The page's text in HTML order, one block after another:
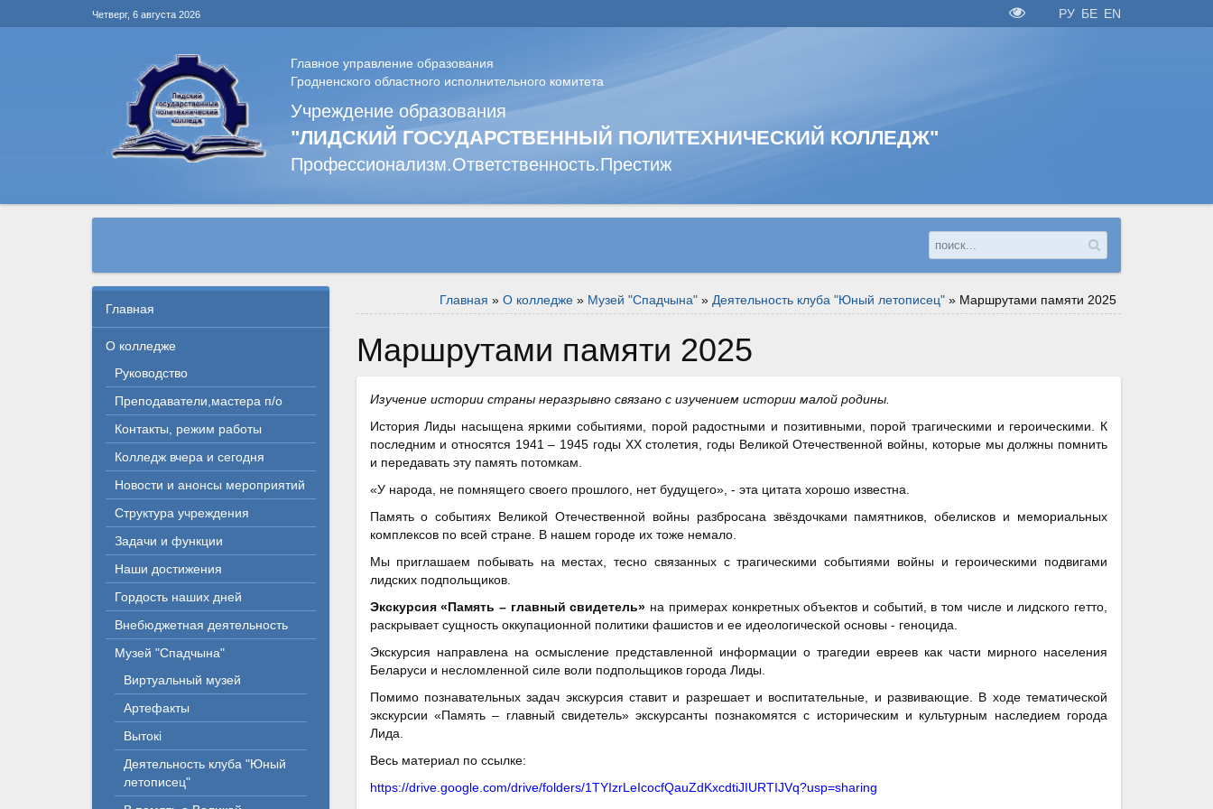
Четверг, 6 августа 2026 РУ БЕ EN
Главное управление образования
Гродненского областного исполнительного комитета
Учреждение образования
"ЛИДСКИЙ ГОСУДАРСТВЕННЫЙ ПОЛИТЕХНИЧЕСКИЙ КОЛЛЕДЖ"
Профессионализм.Ответственность.Престиж
Главная » О колледже » Музей "Спадчына" » Деятельность клуба "Юный летописец" » Маршрутами памяти 2025
Маршрутами памяти 2025
Изучение истории страны неразрывно связано с изучением истории малой родины.
История Лиды насыщена яркими событиями, порой радостными и позитивными, порой трагическими и героическими. К
последним и относятся 1941 – 1945 годы ХХ столетия, годы Великой Отечественной войны, которые мы должны помнить
и передавать эту память потомкам.
«У народа, не помнящего своего прошлого, нет будущего», - эта цитата хорошо известна.
Память о событиях Великой Отечественной войны разбросана звёздочками памятников, обелисков и мемориальных
комплексов по всей стране. В нашем городе их тоже немало.
Мы приглашаем побывать на местах, тесно связанных с трагическими событиями войны и героическими подвигами
лидских подпольщиков.
Экскурсия «Память – главный свидетель» на примерах конкретных объектов и событий, в том числе и лидского гетто,
раскрывает сущность оккупационной политики фашистов и ее идеологической основы - геноцида.
Экскурсия направлена на осмысление представленной информации о трагедии евреев как части мирного населения
Беларуси и несломленной силе воли подпольщиков города Лиды.
Помимо познавательных задач экскурсия ставит и разрешает и воспитательные, и развивающие. В ходе тематической
экскурсии «Память – главный свидетель» экскурсанты познакомятся с историческим и культурным наследием города
Лида.
Весь материал по ссылке:
https://drive.google.com/drive/folders/1TYIzrLeIcocfQauZdKxcdtiJIURTIJVq?usp=sharing
Главная
О колледже
Руководство
Преподаватели,мастера п/о
Контакты, режим работы
Колледж вчера и сегодня
Новости и анонсы мероприятий
Структура учреждения
Задачи и функции
Наши достижения
Гордость наших дней
Внебюджетная деятельность
Музей "Спадчына"
Виртуальный музей
Артефакты
Вытокі
Деятельность клуба "Юный
летописец"